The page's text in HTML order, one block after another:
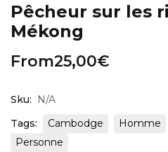
Pêcheur sur les
Mékong
From25,00€
Sku:
N/A
Tags:
Cambodge Homme
Personne